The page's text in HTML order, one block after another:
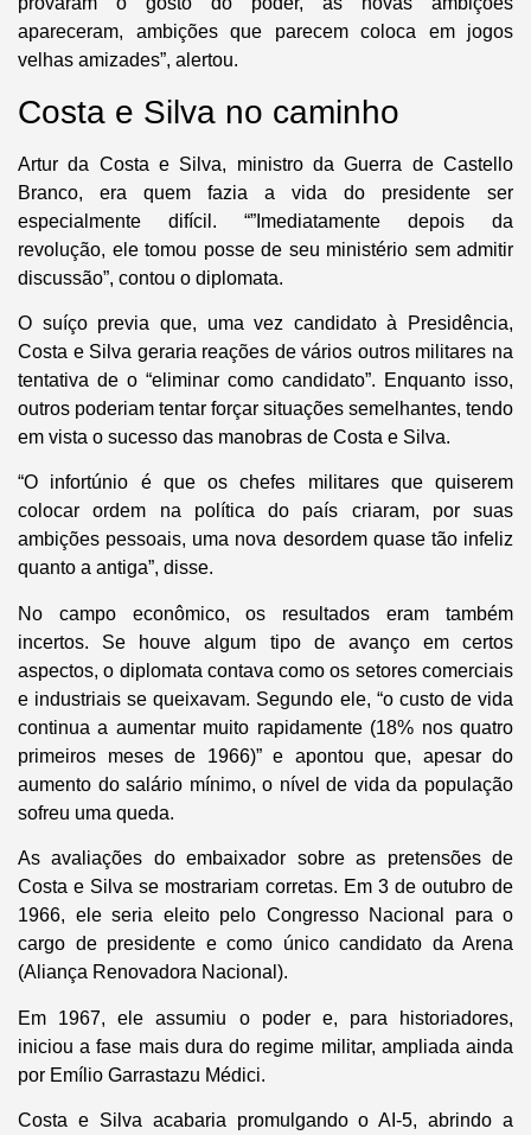
apareceram, ambições que parecem coloca em jogos
velhas amizades”, alertou.
Costa e Silva no caminho
Artur da Costa e Silva, ministro da Guerra de Castello
Branco, era quem fazia a vida do presidente ser
especialmente difícil. “”Imediatamente depois da
revolução, ele tomou posse de seu ministério sem admitir
discussão”, contou o diplomata.
O suíço previa que, uma vez candidato à Presidência,
Costa e Silva geraria reações de vários outros militares na
tentativa de o “eliminar como candidato”. Enquanto isso,
outros poderiam tentar forçar situações semelhantes, tendo
em vista o sucesso das manobras de Costa e Silva.
“O infortúnio é que os chefes militares que quiserem
colocar ordem na política do país criaram, por suas
ambições pessoais, uma nova desordem quase tão infeliz
quanto a antiga”, disse.
No campo econômico, os resultados eram também
incertos. Se houve algum tipo de avanço em certos
aspectos, o diplomata contava como os setores comerciais
e industriais se queixavam. Segundo ele, “o custo de vida
continua a aumentar muito rapidamente (18% nos quatro
primeiros meses de 1966)” e apontou que, apesar do
aumento do salário mínimo, o nível de vida da população
sofreu uma queda.
As avaliações do embaixador sobre as pretensões de
Costa e Silva se mostrariam corretas. Em 3 de outubro de
1966, ele seria eleito pelo Congresso Nacional para o
cargo de presidente e como único candidato da Arena
(Aliança Renovadora Nacional).
Em 1967, ele assumiu o poder e, para historiadores,
iniciou a fase mais dura do regime militar, ampliada ainda
por Emílio Garrastazu Médici.
Costa e Silva acabaria promulgando o AI-5, abrindo a